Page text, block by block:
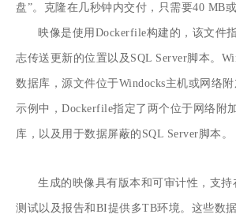
盘”。克隆在几秒钟内交付，只需要40 MB
映像是使用Dockerfile构建的，该文件
志传送更新的位置以及SQL Server脚本。
数据库，源文件位于Windocks主机或网络
示例中，Dockerfile指定了两个位于网络附
库，以及用于数据屏蔽的SQL Server脚本。
生成的映像具有版本和可审计性，支持
测试以及报告和BI提供多TB环境。这些数